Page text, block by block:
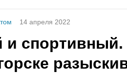
14 апреля 2022
и